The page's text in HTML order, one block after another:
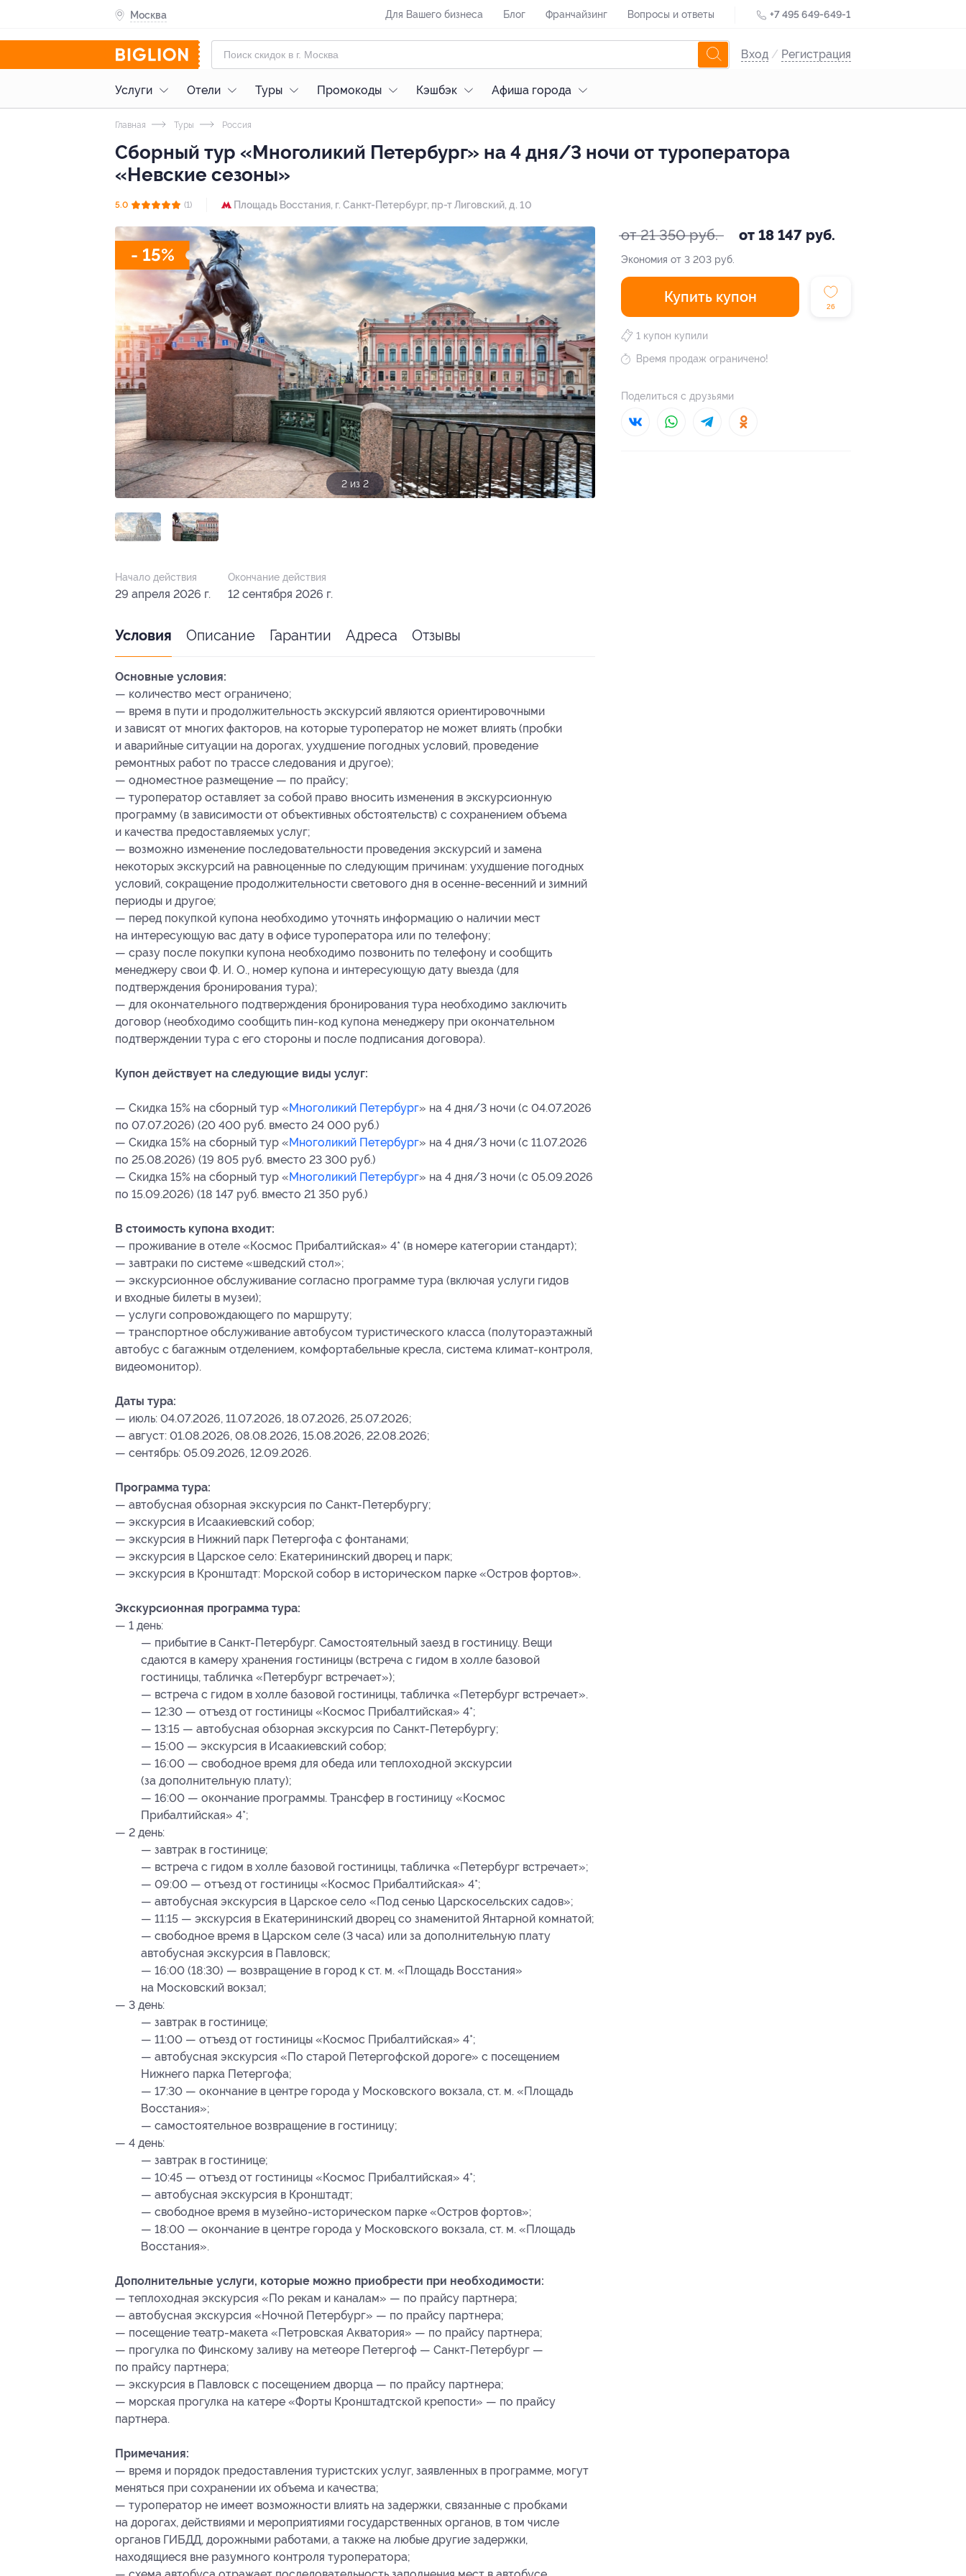
Москва Для Вашего бизнеса Блог Франчайзинг Вопросы и ответы +7 495 649-649-1
Вход / Регистрация
Услуги Отели Туры Промокоды Кэшбэк Афиша города
Главная Туры Россия
Сборный тур «Многоликий Петербург» на 4 дня/3 ночи от туроператора
«Невские сезоны»
5.0 (1) Площадь Восстания, г. Санкт-Петербург, пр-т Лиговский, д. 10
- 15%
1 из 2
от 21 350 руб. от 18 147 руб.
Экономия от 3 203 руб.
Купить купон
26
1 купон купили
Время продаж ограничено!
Поделиться с друзьями
Начало действия
29 апреля 2026 г.
Окончание действия
12 сентября 2026 г.
Условия Описание Гарантии Адреса Отзывы
Основные условия:
— количество мест ограничено;
— время в пути и продолжительность экскурсий являются ориентировочными
и зависят от многих факторов, на которые туроператор не может влиять (пробки
и аварийные ситуации на дорогах, ухудшение погодных условий, проведение
ремонтных работ по трассе следования и другое);
— одноместное размещение — по прайсу;
— туроператор оставляет за собой право вносить изменения в экскурсионную
программу (в зависимости от объективных обстоятельств) с сохранением объема
и качества предоставляемых услуг;
— возможно изменение последовательности проведения экскурсий и замена
некоторых экскурсий на равноценные по следующим причинам: ухудшение погодных
условий, сокращение продолжительности светового дня в осенне-весенний и зимний
периоды и другое;
— перед покупкой купона необходимо уточнять информацию о наличии мест
на интересующую вас дату в офисе туроператора или по телефону;
— сразу после покупки купона необходимо позвонить по телефону и сообщить
менеджеру свои Ф. И. О., номер купона и интересующую дату выезда (для
подтверждения бронирования тура);
— для окончательного подтверждения бронирования тура необходимо заключить
договор (необходимо сообщить пин-код купона менеджеру при окончательном
подтверждении тура с его стороны и после подписания договора).
Купон действует на следующие виды услуг:
— Скидка 15% на сборный тур «Многоликий Петербург» на 4 дня/3 ночи (с 04.07.2026
по 07.07.2026) (20 400 руб. вместо 24 000 руб.)
— Скидка 15% на сборный тур «Многоликий Петербург» на 4 дня/3 ночи (с 11.07.2026
по 25.08.2026) (19 805 руб. вместо 23 300 руб.)
— Скидка 15% на сборный тур «Многоликий Петербург» на 4 дня/3 ночи (с 05.09.2026
по 15.09.2026) (18 147 руб. вместо 21 350 руб.)
В стоимость купона входит:
— проживание в отеле «Космос Прибалтийская» 4* (в номере категории стандарт);
— завтраки по системе «шведский стол»;
— экскурсионное обслуживание согласно программе тура (включая услуги гидов
и входные билеты в музеи);
— услуги сопровождающего по маршруту;
— транспортное обслуживание автобусом туристического класса (полутораэтажный
автобус с багажным отделением, комфортабельные кресла, система климат-контроля,
видеомонитор).
Даты тура:
— июль: 04.07.2026, 11.07.2026, 18.07.2026, 25.07.2026;
— август: 01.08.2026, 08.08.2026, 15.08.2026, 22.08.2026;
— сентябрь: 05.09.2026, 12.09.2026.
Программа тура:
— автобусная обзорная экскурсия по Санкт-Петербургу;
— экскурсия в Исаакиевский собор;
— экскурсия в Нижний парк Петергофа с фонтанами;
— экскурсия в Царское село: Екатерининский дворец и парк;
— экскурсия в Кронштадт: Морской собор в историческом парке «Остров фортов».
Экскурсионная программа тура:
— 1 день:
— прибытие в Санкт-Петербург. Самостоятельный заезд в гостиницу. Вещи
сдаются в камеру хранения гостиницы (встреча с гидом в холле базовой
гостиницы, табличка «Петербург встречает»);
— встреча с гидом в холле базовой гостиницы, табличка «Петербург встречает».
— 12:30 — отъезд от гостиницы «Космос Прибалтийская» 4*;
— 13:15 — автобусная обзорная экскурсия по Санкт-Петербургу;
— 15:00 — экскурсия в Исаакиевский собор;
— 16:00 — свободное время для обеда или теплоходной экскурсии
(за дополнительную плату);
— 16:00 — окончание программы. Трансфер в гостиницу «Космос
Прибалтийская» 4*;
— 2 день:
— завтрак в гостинице;
— встреча с гидом в холле базовой гостиницы, табличка «Петербург встречает»;
— 09:00 — отъезд от гостиницы «Космос Прибалтийская» 4*;
— автобусная экскурсия в Царское село «Под сенью Царскосельских садов»;
— 11:15 — экскурсия в Екатерининский дворец со знаменитой Янтарной комнатой;
— свободное время в Царском селе (3 часа) или за дополнительную плату
автобусная экскурсия в Павловск;
— 16:00 (18:30) — возвращение в город к ст. м. «Площадь Восстания»
на Московский вокзал;
— 3 день:
— завтрак в гостинице;
— 11:00 — отъезд от гостиницы «Космос Прибалтийская» 4*;
— автобусная экскурсия «По старой Петергофской дороге» с посещением
Нижнего парка Петергофа;
— 17:30 — окончание в центре города у Московского вокзала, ст. м. «Площадь
Восстания»;
— самостоятельное возвращение в гостиницу;
— 4 день:
— завтрак в гостинице;
— 10:45 — отъезд от гостиницы «Космос Прибалтийская» 4*;
— автобусная экскурсия в Кронштадт;
— свободное время в музейно-историческом парке «Остров фортов»;
— 18:00 — окончание в центре города у Московского вокзала, ст. м. «Площадь
Восстания».
Дополнительные услуги, которые можно приобрести при необходимости:
— теплоходная экскурсия «По рекам и каналам» — по прайсу партнера;
— автобусная экскурсия «Ночной Петербург» — по прайсу партнера;
— посещение театр-макета «Петровская Акватория» — по прайсу партнера;
— прогулка по Финскому заливу на метеоре Петергоф — Санкт-Петербург —
по прайсу партнера;
— экскурсия в Павловск с посещением дворца — по прайсу партнера;
— морская прогулка на катере «Форты Кронштадтской крепости» — по прайсу
партнера.
Примечания:
— время и порядок предоставления туристских услуг, заявленных в программе, могут
меняться при сохранении их объема и качества;
— туроператор не имеет возможности влиять на задержки, связанные с пробками
на дорогах, действиями и мероприятиями государственных органов, в том числе
органов ГИБДД, дорожными работами, а также на любые другие задержки,
находящиеся вне разумного контроля туроператора;